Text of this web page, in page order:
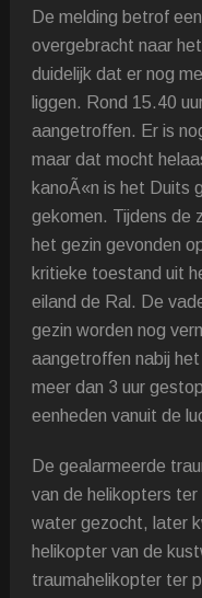
De melding betrof
overgebracht naar
duidelijk dat er nog
liggen. Rond 15.40
aangetroffen. Er is
maar dat mocht
kanoÃ«n is het Duits
gekomen. Tijdens de
het gezin gevonden
kritieke toestand uit
eiland de Ral. De
gezin worden nog
aangetroffen nabij
meer dan 3 uur
eenheden vanuit de
De gealarmeerde
van de helikopters
water gezocht, later
helikopter van de
traumahelikopter ter